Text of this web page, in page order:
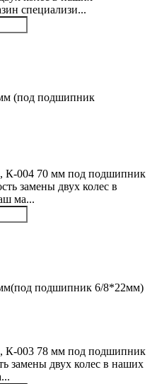
специализи...
К-004 70 мм под подшипник
замены двух колес в
ма...
К-003 78 мм под подшипник
замены двух колес в наших